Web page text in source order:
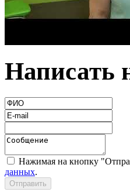
Написать
Нажимая на кнопку
данных.